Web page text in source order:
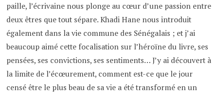
paille, l’écrivaine nous plonge au cœur d’une passion entre
deux êtres que tout sépare. Khadi Hane nous introduit
également dans la vie commune des Sénégalais ; et j’ai
beaucoup aimé cette focalisation sur l’héroïne du livre, ses
pensées, ses convictions, ses sentiments… J’y ai découvert à
la limite de l’écœurement, comment est-ce que le jour
censé être le plus beau de sa vie a été transformé en un